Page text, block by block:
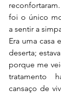
foi o único
a sentir a
Era uma casa
deserta;
porque me
tratamento
cansaço de